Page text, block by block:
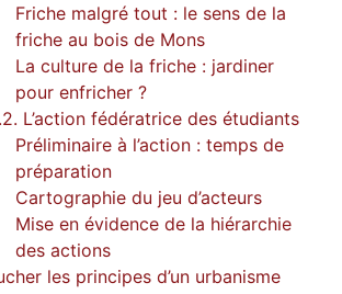
Friche malgré tout : le sens de la
friche au bois de Mons
La culture de la friche : jardiner
pour enfricher ?
L’action fédératrice des étudiants
Préliminaire à l’action : temps de
préparation
Cartographie du jeu d’acteurs
Mise en évidence de la hiérarchie
des actions
les principes d’un urbanisme